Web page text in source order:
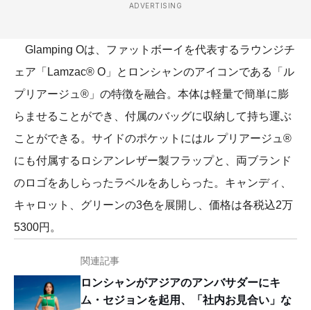
ADVERTISING
Glamping Oは、ファットボーイを代表するラウンジチ
ェア「Lamzac® O」とロンシャンのアイコンである「ル
プリアージュ®」の特徴を融合。本体は軽量で簡単に膨
らませることができ、付属のバッグに収納して持ち運ぶ
ことができる。サイドのポケットにはル プリアージュ®
にも付属するロシアンレザー製フラップと、両ブランド
のロゴをあしらったラベルをあしらった。キャンディ、
キャロット、グリーンの3色を展開し、価格は各税込2万
5300円。
関連記事
ロンシャンがアジアのアンバサダーにキ
ム・セジョンを起用、「社内お見合い」な